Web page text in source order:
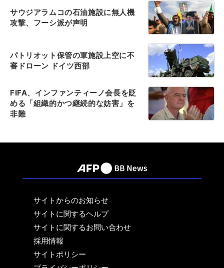
サウジアラムコの石油施設に無人機
攻撃、フーシ派が声明
パトリオット保管の軍施設上空に不
審ドローン ドイツ西部
FIFA、インファンティーノ会長を貶
める「組織的かつ継続的な妨害」を
非難
サイトからのお知らせ
サイトに関するヘルプ
サイトに関するお問い合わせ
採用情報
サイトポリシー